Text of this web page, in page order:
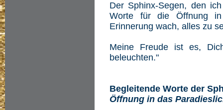
Der Sphinx-Segen, den
Worte für die Öffnung
Erinnerung wach, alles zu
Meine Freude ist es,
beleuchten."
Begleitende Worte der
Öffnung in das